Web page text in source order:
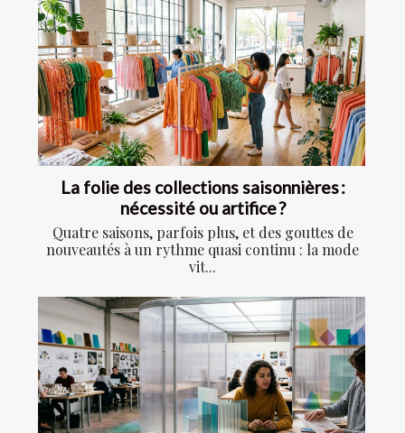
La folie des collections saisonnières :
nécessité ou artifice ?
Quatre saisons, parfois plus, et des gouttes de
nouveautés à un rythme quasi continu : la mode
vit...